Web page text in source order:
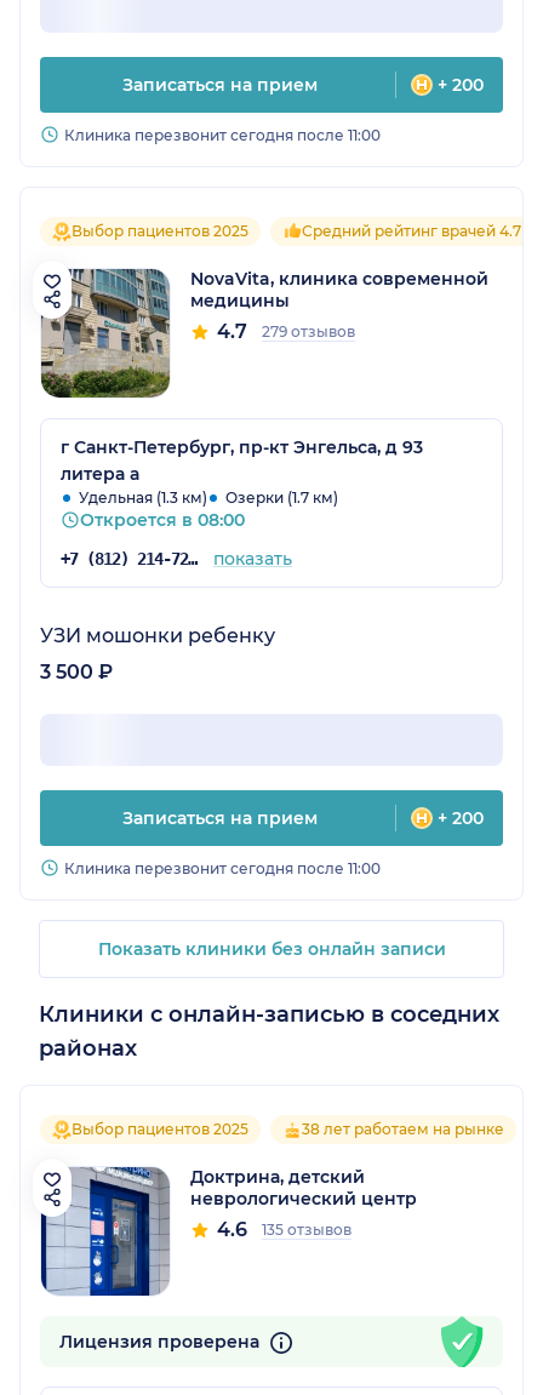
Записаться на прием + 200
Клиника перезвонит сегодня после 11:00
Выбор пациентов 2025 Средний рейтинг врачей 4.7
NovaVita, клиника современной
медицины
4.7 279 отзывов
г Санкт-Петербург, пр-кт Энгельса, д 93
литера а
Удельная (1.3 км) Озерки (1.7 км)
Откроется в 08:00
+7 (812) 214-72-16 показать
УЗИ мошонки ребенку
3 500 ₽
Записаться на прием + 200
Клиника перезвонит сегодня после 11:00
Показать клиники без онлайн записи
Клиники с онлайн-записью в соседних
районах
Выбор пациентов 2025 38 лет работаем на рынке
Доктрина, детский
неврологический центр
4.6 135 отзывов
Лицензия проверена